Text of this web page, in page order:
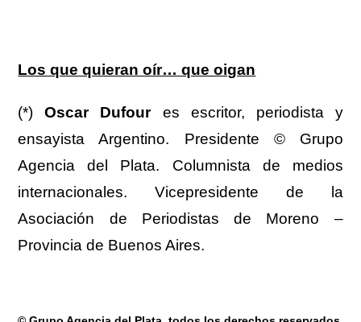
Los que quieran oír… que oigan
(*)Oscar Dufour es escritor, periodista y
ensayista Argentino. Presidente © Grupo
Agencia del Plata. Columnista de medios
internacionales. Vicepresidente de la
Asociación de Periodistas de Moreno –
Provincia de Buenos Aires.